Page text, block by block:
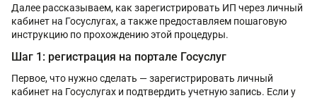
Далее рассказываем, как зарегистрировать ИП через личный
кабинет на Госуслугах, а также предоставляем пошаговую
инструкцию по прохождению этой процедуры.
Шаг 1: регистрация на портале Госуслуг
Первое, что нужно сделать — зарегистрировать личный
кабинет на Госуслугах и подтвердить учетную запись. Если у